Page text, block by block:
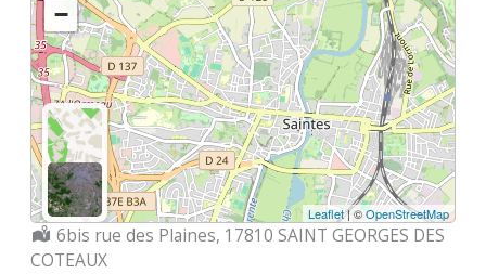
−
Leaflet| ©OpenStreetMap
Localisation :
6bis rue des Plaines, 17810 SAINT GEORGES DES
COTEAUX